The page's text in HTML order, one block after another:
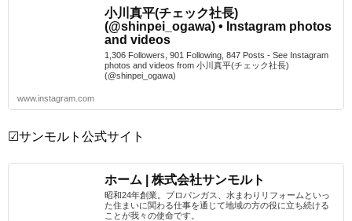
小川真平(チェック社長)
(@shinpei_ogawa) • Instagram photos
and videos
1,306 Followers, 901 Following, 847 Posts - See Instagram
photos and videos from 小川真平(チェック社長)
(@shinpei_ogawa)
www.instagram.com
☑サンモルト公式サイト
ホーム | 株式会社サンモルト
昭和24年創業。プロパンガス、水まわりリフォームといっ
た住まいに関わる仕事を通じて地域の方の役に立ち続ける
ことが我々の使命です。